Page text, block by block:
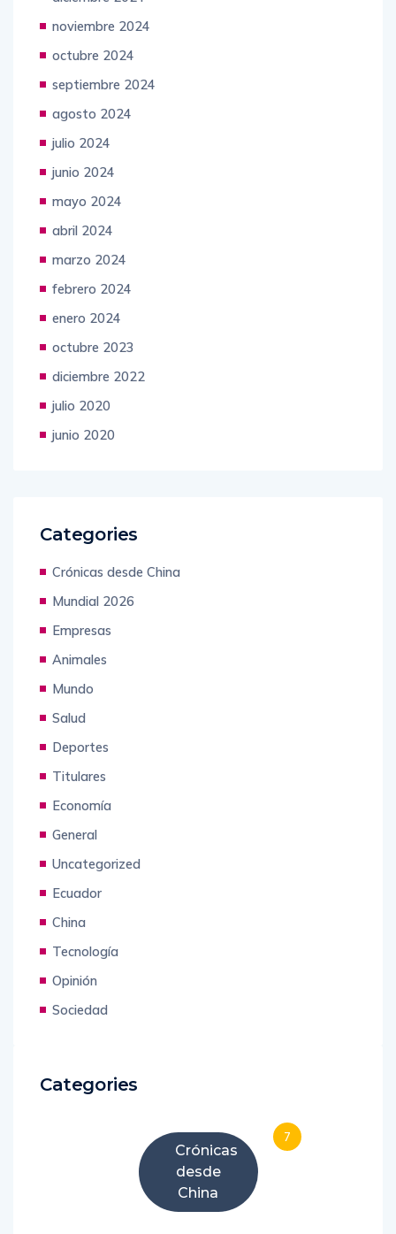
noviembre 2024
octubre 2024
septiembre 2024
agosto 2024
julio 2024
junio 2024
mayo 2024
abril 2024
marzo 2024
febrero 2024
enero 2024
octubre 2023
diciembre 2022
julio 2020
junio 2020
Categories
Crónicas desde China
Mundial 2026
Empresas
Animales
Mundo
Salud
Deportes
Titulares
Economía
General
Uncategorized
Ecuador
China
Tecnología
Opinión
Sociedad
Categories
Crónicas
desde
China
7